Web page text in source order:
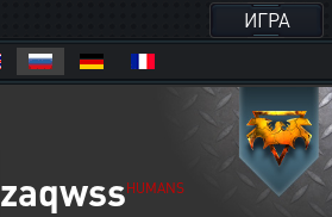
ИГРА
zaqwssHUMANS